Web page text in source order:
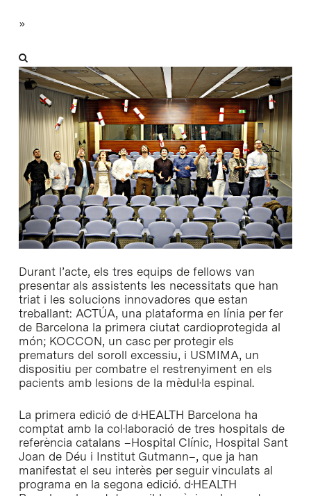
»
Durant l’acte, els tres equips de fellows van
presentar als assistents les necessitats que han
triat i les solucions innovadores que estan
treballant: ACTÚA, una plataforma en línia per fer
de Barcelona la primera ciutat cardioprotegida al
món; KOCCON, un casc per protegir els
prematurs del soroll excessiu, i USMIMA, un
dispositiu per combatre el restrenyiment en els
pacients amb lesions de la mèdul·la espinal.
La primera edició de d·HEALTH Barcelona ha
comptat amb la col·laboració de tres hospitals de
referència catalans –Hospital Clínic, Hospital Sant
Joan de Déu i Institut Gutmann–, que ja han
manifestat el seu interès per seguir vinculats al
programa en la segona edició. d·HEALTH